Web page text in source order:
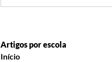
Artigos por escola
Início